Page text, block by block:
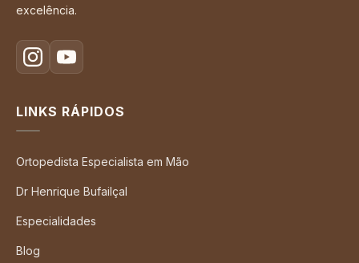
excelência.
LINKS RÁPIDOS
Ortopedista Especialista em Mão
Dr Henrique Bufailçal
Especialidades
Blog